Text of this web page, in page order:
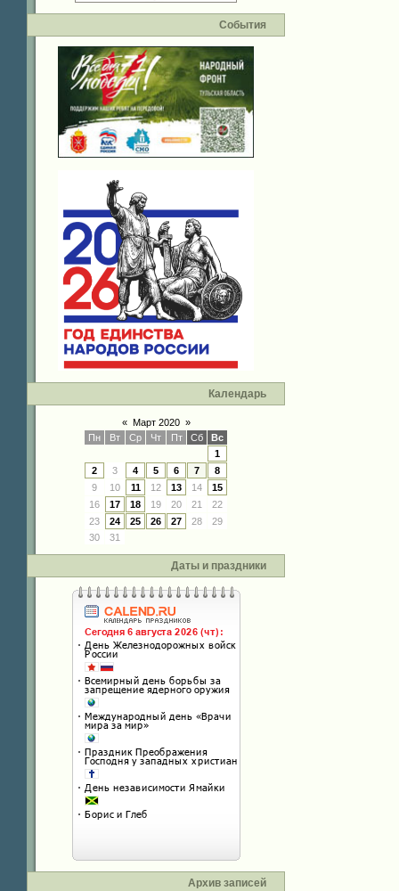
События
Календарь
« Март 2020 »
Пн
Вт Ср Чт Пт Сб
Вс
1
2
3 4 5 6 7
8
9
10 11 12 13 14
15
16
17 18 19 20 21
22
23
24 25 26 27 28
29
30
31
Даты и праздники
Архив записей